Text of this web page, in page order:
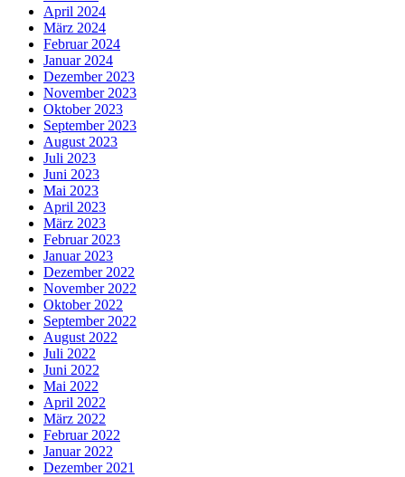
April 2024
März 2024
Februar 2024
Januar 2024
Dezember 2023
November 2023
Oktober 2023
September 2023
August 2023
Juli 2023
Juni 2023
Mai 2023
April 2023
März 2023
Februar 2023
Januar 2023
Dezember 2022
November 2022
Oktober 2022
September 2022
August 2022
Juli 2022
Juni 2022
Mai 2022
April 2022
März 2022
Februar 2022
Januar 2022
Dezember 2021